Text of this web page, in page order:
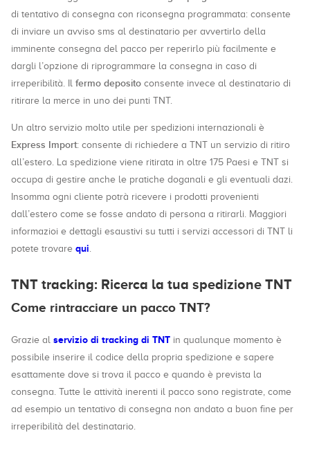
di tentativo di consegna con riconsegna programmata: consente
di inviare un avviso sms al destinatario per avvertirlo della
imminente consegna del pacco per reperirlo più facilmente e
dargli l’opzione di riprogrammare la consegna in caso di
irreperibilità. Il fermo deposito consente invece al destinatario di
ritirare la merce in uno dei punti TNT.
Un altro servizio molto utile per spedizioni internazionali è
Express Import: consente di richiedere a TNT un servizio di ritiro
all’estero. La spedizione viene ritirata in oltre 175 Paesi e TNT si
occupa di gestire anche le pratiche doganali e gli eventuali dazi.
Insomma ogni cliente potrà ricevere i prodotti provenienti
dall’estero come se fosse andato di persona a ritirarli. Maggiori
informazioi e dettagli esaustivi su tutti i servizi accessori di TNT li
potete trovare qui.
TNT tracking: Ricerca la tua spedizione TNT
Come rintracciare un pacco TNT?
Grazie al servizio di tracking di TNT in qualunque momento è
possibile inserire il codice della propria spedizione e sapere
esattamente dove si trova il pacco e quando è prevista la
consegna. Tutte le attività inerenti il pacco sono registrate, come
ad esempio un tentativo di consegna non andato a buon fine per
irreperibilità del destinatario.